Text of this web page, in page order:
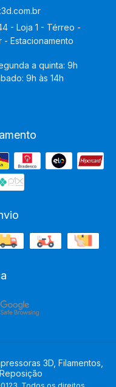
- Loja 1 - Térreo -
Estacionamento
a quinta: 9h
9h às 14h
3D, Filamentos,